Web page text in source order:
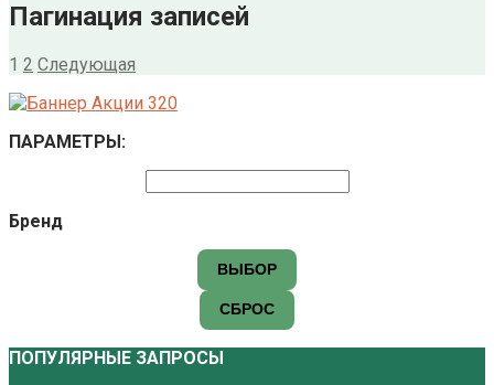
Пагинация записей
1 2 Следующая
ПАРАМЕТРЫ:
Бренд
ВЫБОР
СБРОС
ПОПУЛЯРНЫЕ ЗАПРОСЫ